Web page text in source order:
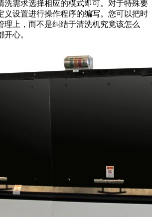
洗需求选择相应的模式即可。对于特殊要
义设置进行操作程序的编写。您可以把时
理上，而不是纠结于清洗机究竟该怎么
心。